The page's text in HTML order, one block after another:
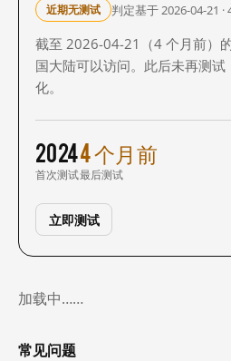
近期无测试 判定基于 2026-04-21 ·
截至 2026-04-21（4 个月前）
国大陆可以访问。此后未再测
化。
2024
首次测试
4 个月前
最后测试
立即测试
加载中……
常见问题